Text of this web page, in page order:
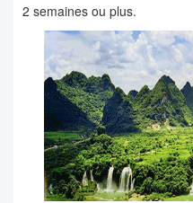
2 semaines ou plus.